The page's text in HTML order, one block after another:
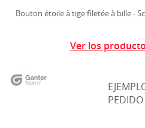
Bouton étoile à tige filetée à bille -
Ver los
PEDIDO